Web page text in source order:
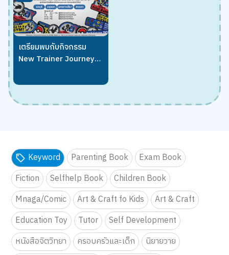
เตรียมพบกับกิจกรรม
New Trainer Journey
Keyword Parenting Book
Exam Book
Fiction
Selfhelp Book
Children Book
Mnaga/Comic
Art & Craft fo Kids
Art & Craft
Education Toy
Tutor
Self Development
หนังสือจิตวิทยา
ครอบครัวและเด็ก
นิยายวาย